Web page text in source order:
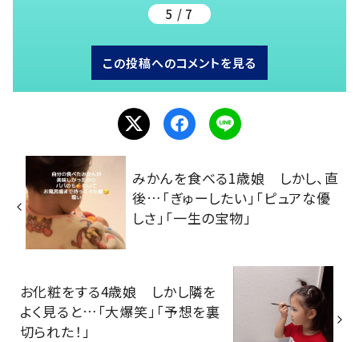
5 / 7
この投稿へのコメントを見る
みかんを食べる1歳娘 しかし、直
後…「ぎゅーしたい」「ピュアな優
しさ」「一生の宝物」
お化粧をする4歳娘 しかし隣を
よく見ると…「大爆笑」「予想を裏
切られた！」